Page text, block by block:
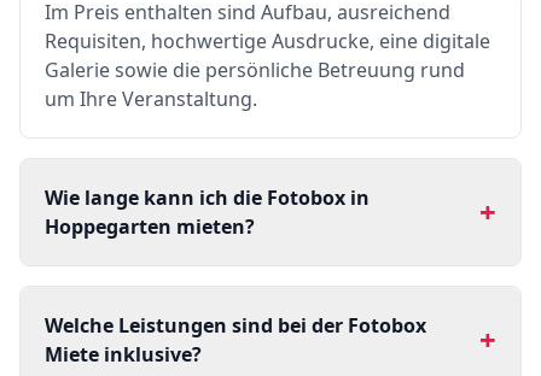
Im Preis enthalten sind Aufbau, ausreichend
Requisiten, hochwertige Ausdrucke, eine digitale
Galerie sowie die persönliche Betreuung rund
um Ihre Veranstaltung.
Wie lange kann ich die Fotobox in
Hoppegarten mieten?
+
Welche Leistungen sind bei der Fotobox
Miete inklusive?
+